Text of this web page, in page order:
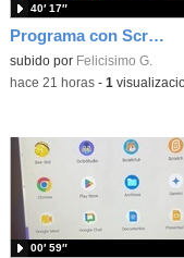
Programa con Scratch juegos con los partidos del mundial 2026 ganados por España
Contenido educativo.
subido por Felicisimo G.
40′ 17″
-hace 21 horas- 1
00′ 59″